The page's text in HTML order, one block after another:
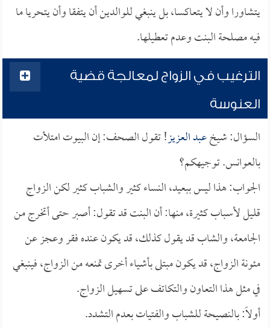
يتشاورا وأن لا يتعاكسا، بل ينبغي للوالدين أن يتفقا وأن يتحريا ما
فيه مصلحة البنت وعدم تعطيلها.
الترغيب في الزواج لمعالجة قضية
العنوسة
السؤال: شيخعبد العزيز! تقول الصحف: إن البيوت امتلأت
بالعوانس. توجيهكم؟
الجواب: هذا ليس ببعيد، النساء كثير والشباب كثير لكن الزواج
قليل لأسباب كثيرة، منها: أن البنت قد تقول: أصبر حتى أتخرج من
الجامعة، والشاب قد يقول كذلك، قد يكون عنده فقر وعجز عن
مئونة الزواج، قد يكون مبتلى بأشياء أخرى تمنعه من الزواج، فينبغي
في مثل هذا التعاون والتكاتف على تسهيل الزواج.
أولاً: بالنصيحة للشباب والفتيات بعدم التشدد.